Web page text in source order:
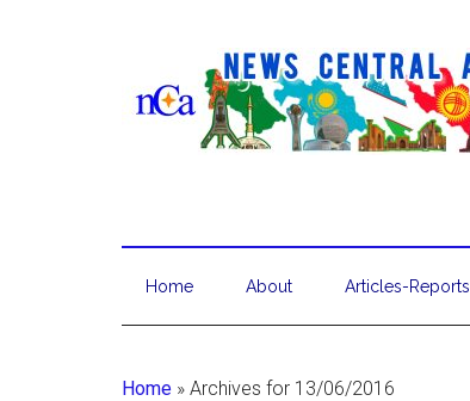
Home About Articles-Reports
Home » Archives for 13/06/2016